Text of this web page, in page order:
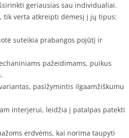
geriausias sau individualiai.
tik verta atkreipti dėmesį į jų tipus:
suteikia prabangos pojūtį ir
pažeidimams, puikus
pasižymintis ilgaamžiškumu
interjerui, leidžia į patalpas patekti
erdvėms, kai norima taupyti